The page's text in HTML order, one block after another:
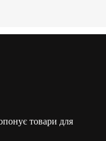
товари для